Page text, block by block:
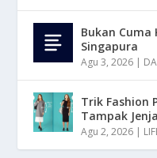
Bukan Cuma
Singapura
Agu 3, 2026 |
Trik Fashion
Tampak
Agu 2, 2026 |